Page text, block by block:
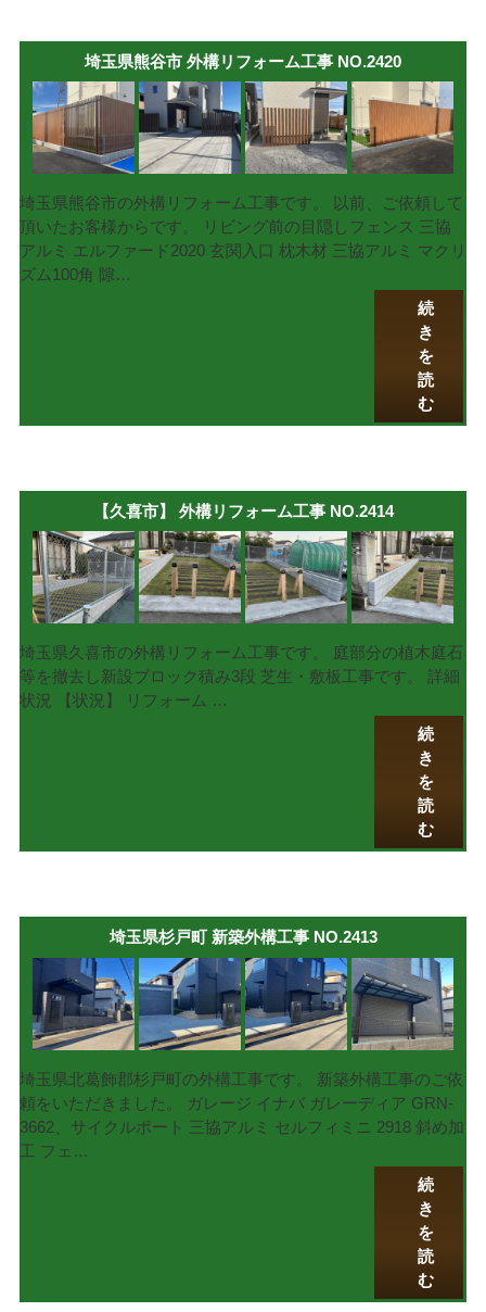
埼玉県熊谷市 外構リフォーム工事 NO.2420
埼玉県熊谷市の外構リフォーム工事です。 以前、ご依頼して
頂いたお客様からです。 リビング前の目隠しフェンス 三協
アルミ エルファード2020 玄関入口 枕木材 三協アルミ マクリ
ズム100角 隙…
続
き
を
読
む
【久喜市】 外構リフォーム工事 NO.2414
埼玉県久喜市の外構リフォーム工事です。 庭部分の植木庭石
等を撤去し新設ブロック積み3段 芝生・敷板工事です。 詳細
状況 【状況】 リフォーム …
続
き
を
読
む
埼玉県杉戸町 新築外構工事 NO.2413
埼玉県北葛飾郡杉戸町の外構工事です。 新築外構工事のご依
頼をいただきました。 ガレージ イナバ ガレーディア GRN-
3662、サイクルポート 三協アルミ セルフィミニ 2918 斜め加
工 フェ…
続
き
を
読
む